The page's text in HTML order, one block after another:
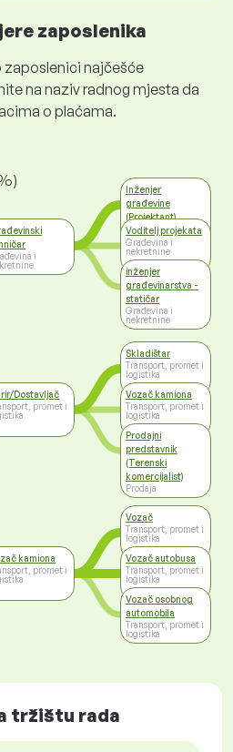
zaposlenika
zaposlenici najčešće
na naziv radnog mjesta da
o plaćama.
i
Dostavljač
promet i
kamiona
promet i
Inženjer
građevine
(Projektant)
Građevina i
nekretnine
Voditelj projekata
Građevina i
nekretnine
inženjer
građevinarstva -
statičar
Građevina i
nekretnine
Skladištar
Transport, promet i
logistika
Vozač kamiona
Transport, promet i
logistika
Prodajni
predstavnik
(Terenski
komercijalist)
Prodaja
Vozač
Transport, promet i
logistika
Vozač autobusa
Transport, promet i
logistika
Vozač osobnog
automobila
Transport, promet i
logistika
tržištu rada